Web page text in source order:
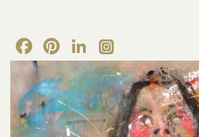
Facebook
Pinterest
LinkedIn